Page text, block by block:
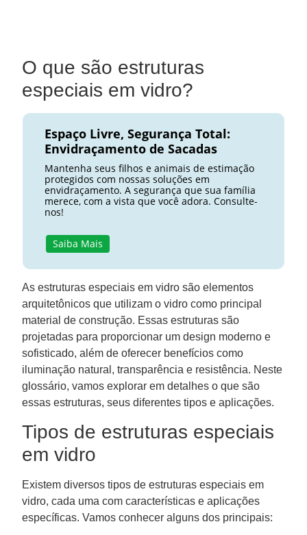
O que são estruturas
especiais em vidro?
Espaço Livre, Segurança Total:
Envidraçamento de Sacadas
Mantenha seus filhos e animais de estimação
protegidos com nossas soluções em
envidraçamento. A segurança que sua família
merece, com a vista que você adora. Consulte-
nos!
Saiba Mais
As estruturas especiais em vidro são elementos
arquitetônicos que utilizam o vidro como principal
material de construção. Essas estruturas são
projetadas para proporcionar um design moderno e
sofisticado, além de oferecer benefícios como
iluminação natural, transparência e resistência. Neste
glossário, vamos explorar em detalhes o que são
essas estruturas, seus diferentes tipos e aplicações.
Tipos de estruturas especiais
em vidro
Existem diversos tipos de estruturas especiais em
vidro, cada uma com características e aplicações
específicas. Vamos conhecer alguns dos principais: